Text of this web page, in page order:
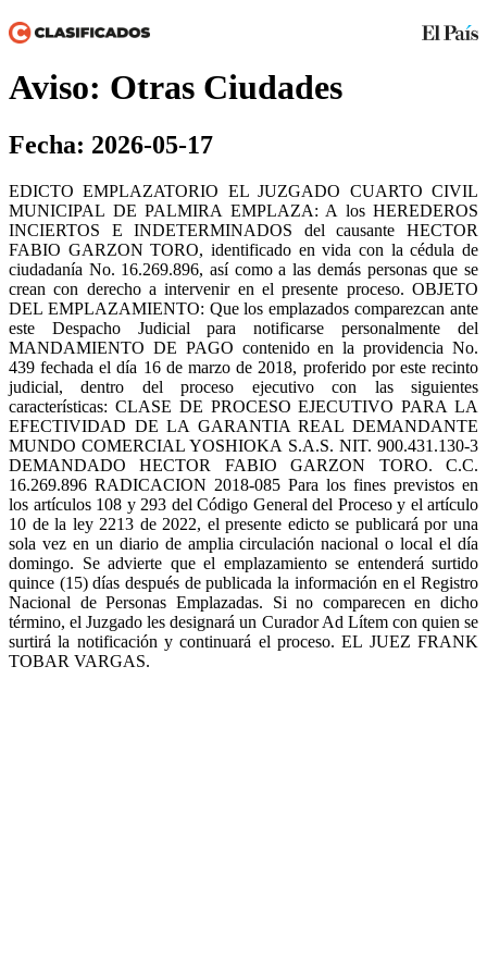
Aviso: Otras Ciudades
Fecha: 2026-05-17
EDICTO EMPLAZATORIO EL JUZGADO CUARTO CIVIL
MUNICIPAL DE PALMIRA EMPLAZA: A los HEREDEROS
INCIERTOS E INDETERMINADOS del causante HECTOR
FABIO GARZON TORO, identificado en vida con la cédula de
ciudadanía No. 16.269.896, así como a las demás personas que se
crean con derecho a intervenir en el presente proceso. OBJETO
DEL EMPLAZAMIENTO: Que los emplazados comparezcan ante
este Despacho Judicial para notificarse personalmente del
MANDAMIENTO DE PAGO contenido en la providencia No.
439 fechada el día 16 de marzo de 2018, proferido por este recinto
judicial, dentro del proceso ejecutivo con las siguientes
características: CLASE DE PROCESO EJECUTIVO PARA LA
EFECTIVIDAD DE LA GARANTIA REAL DEMANDANTE
MUNDO COMERCIAL YOSHIOKA S.A.S. NIT. 900.431.130-3
DEMANDADO HECTOR FABIO GARZON TORO. C.C.
16.269.896 RADICACION 2018-085 Para los fines previstos en
los artículos 108 y 293 del Código General del Proceso y el artículo
10 de la ley 2213 de 2022, el presente edicto se publicará por una
sola vez en un diario de amplia circulación nacional o local el día
domingo. Se advierte que el emplazamiento se entenderá surtido
quince (15) días después de publicada la información en el Registro
Nacional de Personas Emplazadas. Si no comparecen en dicho
término, el Juzgado les designará un Curador Ad Lítem con quien se
surtirá la notificación y continuará el proceso. EL JUEZ FRANK
TOBAR VARGAS.